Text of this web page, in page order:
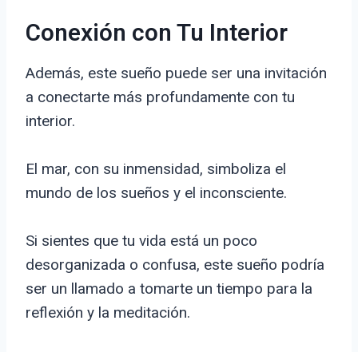
Conexión con Tu Interior
Además, este sueño puede ser una invitación
a conectarte más profundamente con tu
interior.
El mar, con su inmensidad, simboliza el
mundo de los sueños y el inconsciente.
Si sientes que tu vida está un poco
desorganizada o confusa, este sueño podría
ser un llamado a tomarte un tiempo para la
reflexión y la meditación.